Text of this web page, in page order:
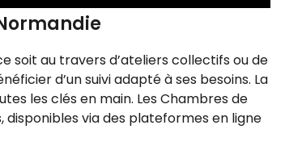
soit au travers d’ateliers collectifs ou de
d’un suivi adapté à ses besoins. La
les clés en main. Les Chambres de
via des plateformes en ligne